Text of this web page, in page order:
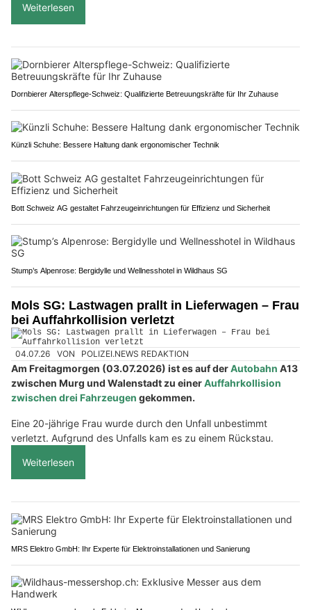
Weiterlesen
Dornbierer Alterspflege-Schweiz: Qualifizierte Betreuungskräfte für Ihr Zuhause
Künzli Schuhe: Bessere Haltung dank ergonomischer Technik
Bott Schweiz AG gestaltet Fahrzeugeinrichtungen für Effizienz und Sicherheit
Stump’s Alpenrose: Bergidylle und Wellnesshotel in Wildhaus SG
Mols SG: Lastwagen prallt in Lieferwagen – Frau
bei Auffahrkollision verletzt
04.07.26 VON POLIZEI.NEWS REDAKTION
Am Freitagmorgen (03.07.2026) ist es auf derAutobahn A13
zwischen Murg und Walenstadt zu einerAuffahrkollision
zwischen drei Fahrzeugen gekommen.
Eine 20-jährige Frau wurde durch den Unfall unbestimmt
verletzt. Aufgrund des Unfalls kam es zu einem Rückstau.
Weiterlesen
MRS Elektro GmbH: Ihr Experte für Elektroinstallationen und Sanierung